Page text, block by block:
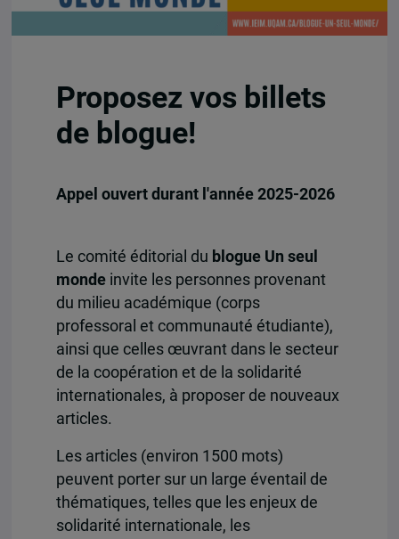
Proposez vos billets
de blogue!
Appel ouvert durant l'année 2025-2026
Le comité éditorial du blogue Un seul
mondeinvite les personnes provenant
du milieu académique (corps
professoral et communauté étudiante),
ainsi que celles œuvrant dans le secteur
de la coopération et de la solidarité
internationales, à proposer de nouveaux
articles.
Les articles (environ 1500 mots)
peuvent porter sur un large éventail de
thématiques, telles que les enjeux de
solidarité internationale, les